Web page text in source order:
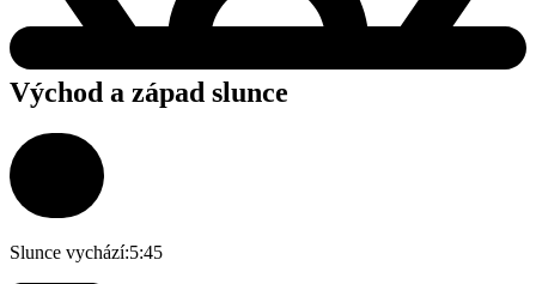
Východ a západ slunce
Slunce vychází:5:45